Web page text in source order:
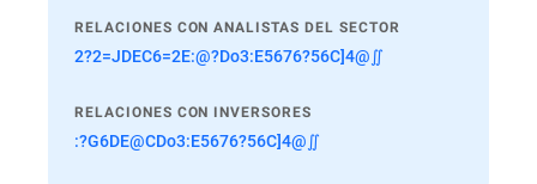
RELACIONES CON ANALISTAS DEL SECTOR
2?2=JDEC6=2E:@?Do3:E5676?56C]4@∬
RELACIONES CON INVERSORES
:?G6DE@CDo3:E5676?56C]4@∬